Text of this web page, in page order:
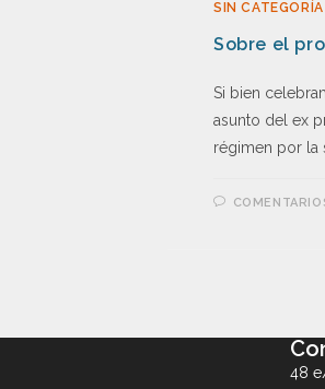
SIN CATEGORÍA
Sobre el
Si bien
asunto del ex
régimen por la
48